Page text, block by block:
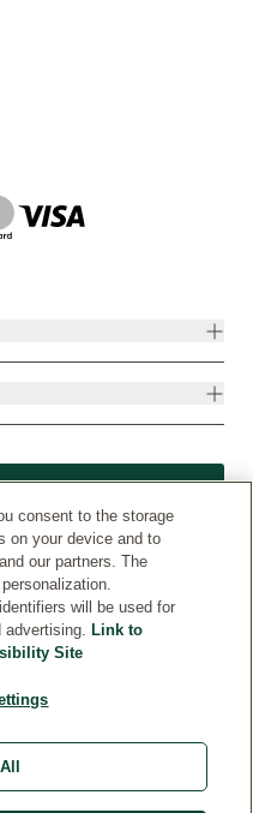
© Weleda 2026
consent to the storage
on your device and to
our partners. The
will be used for
advertising. Link to
Site